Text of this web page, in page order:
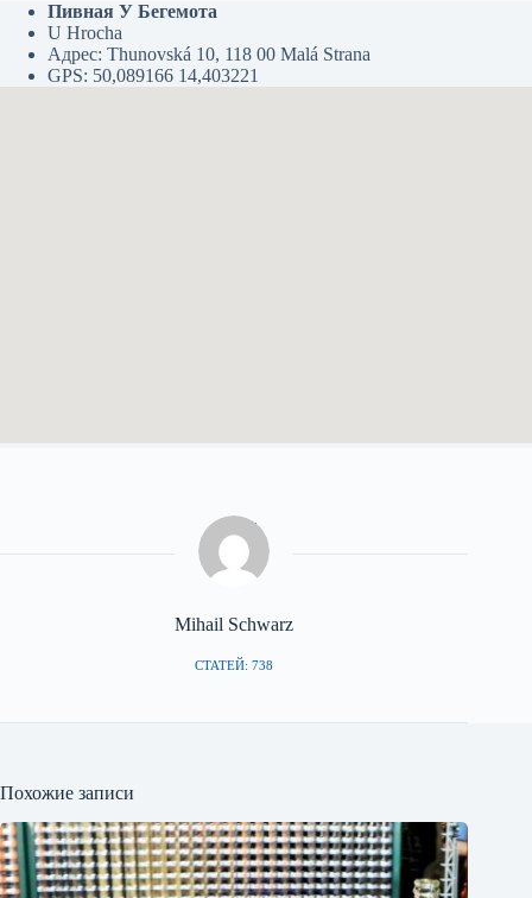
Пивная У Бегемота
U Hrocha
Адрес: Thunovská 10, 118 00 Malá Strana
GPS: 50,089166 14,403221
Mihail Schwarz
СТАТЕЙ: 738
Похожие записи